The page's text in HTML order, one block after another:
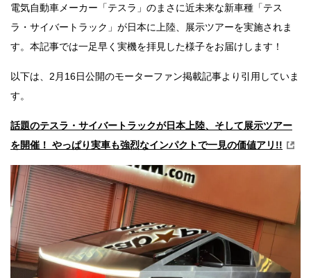
電気自動車メーカー「テスラ」のまさに近未来な新車種 「テス
ラ・サイバートラック」が日本に上陸、展示ツアーを実施されま
す。本記事では一足早く実機を拝見した様子をお届けします！
以下は、2月16日公開のモーターファン掲載記事より引用していま
す。
話題のテスラ・サイバートラックが日本上陸、そして展示ツアー
を開催！ やっぱり実車も強烈なインパクトで一見の価値アリ!!